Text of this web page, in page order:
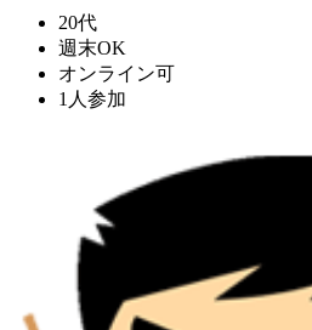
20代
週末OK
オンライン可
1人参加